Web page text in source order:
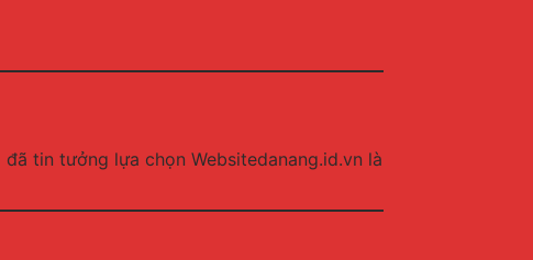
đã tin tưởng lựa chọn Websitedanang.id.vn là